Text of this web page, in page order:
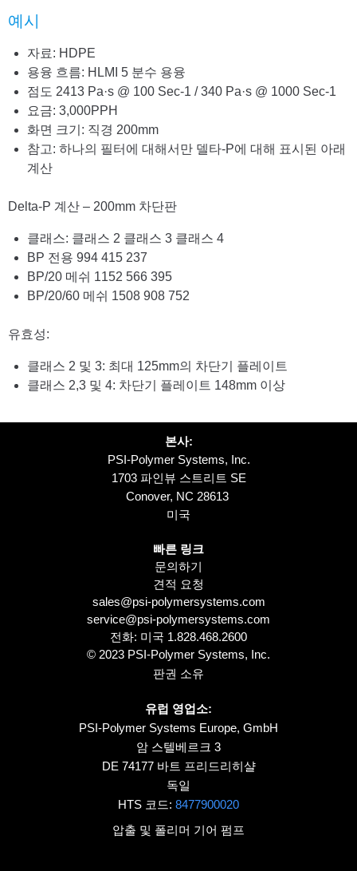
예시
자료: HDPE
용융 흐름: HLMI 5 분수 용융
점도 2413 Pa·s @ 100 Sec-1 / 340 Pa·s @ 1000 Sec-1
요금: 3,000PPH
화면 크기: 직경 200mm
참고: 하나의 필터에 대해서만 델타-P에 대해 표시된 아래
계산
Delta-P 계산 – 200mm 차단판
클래스: 클래스 2 클래스 3 클래스 4
BP 전용 994 415 237
BP/20 메쉬 1152 566 395
BP/20/60 메쉬 1508 908 752
유효성:
클래스 2 및 3: 최대 125mm의 차단기 플레이트
클래스 2,3 및 4: 차단기 플레이트 148mm 이상
본사:
PSI-Polymer Systems, Inc.
1703 파인뷰 스트리트 SE
Conover, NC 28613
미국
빠른 링크
문의하기
견적 요청
sales@psi-polymersystems.com
service@psi-polymersystems.com
전화: 미국 1.828.468.2600
© 2023 PSI-Polymer Systems, Inc.
판권 소유
유럽 영업소:
PSI-Polymer Systems Europe, GmbH
암 스텔베르크 3
DE 74177 바트 프리드리히샬
독일
HTS 코드: 8477900020
압출 및 폴리머 기어 펌프